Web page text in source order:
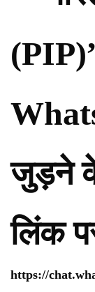
जुड़ने के
लिंक
https://